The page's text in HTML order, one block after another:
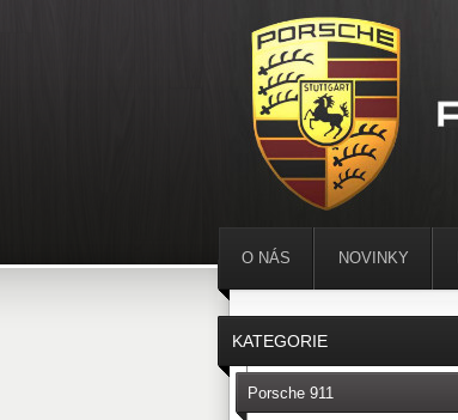
KATEGORIE
Porsche 911
O NÁS NOVINKY